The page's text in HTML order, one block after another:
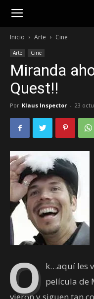
panfletonegro
Inicio Arte Cine
Arte Cine
Miranda
Quest!!
Por Klaus Inspector - 23
O k…aquí les
película de